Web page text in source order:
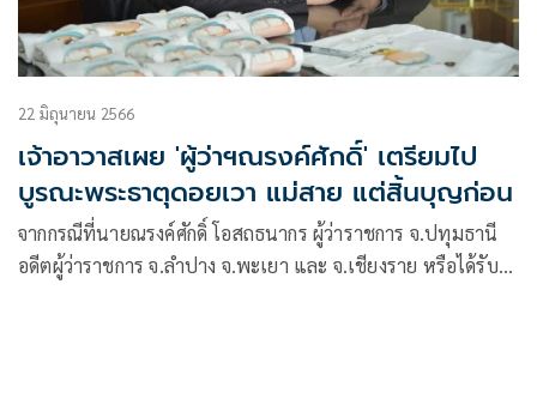
22 มิถุนายน 2566
เจ้าอาวาสเผย 'ผู้ว่าฯณรงค์ศักดิ์' เตรียมไป
บูรณะพระธาตุดอยเวา แม่สาย แต่สิ้นบุญก่อน
จากกรณีที่นายณรงค์ศักดิ์ โอสถธนากร ผู้ว่าราชการ จ.ปทุมธานี
อดีตผู้ว่าราชการ จ.ลำปาง จ.พะเยา และ จ.เชียงราย หรือได้รับ